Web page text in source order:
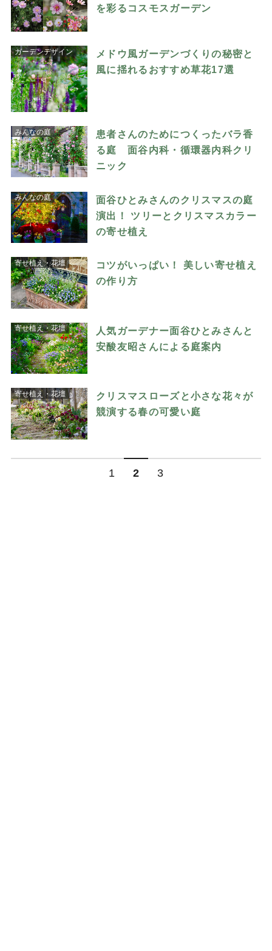
を彩るコスモスガーデン
ガーデンデザイン
メドウ風ガーデンづくりの秘密と
風に揺れるおすすめ草花17選
みんなの庭
患者さんのためにつくったバラ香
る庭 面谷内科・循環器内科クリ
ニック
みんなの庭
面谷ひとみさんのクリスマスの庭
演出！ ツリーとクリスマスカラー
の寄せ植え
寄せ植え・花壇
コツがいっぱい！ 美しい寄せ植え
の作り方
寄せ植え・花壇
人気ガーデナー面谷ひとみさんと
安酸友昭さんによる庭案内
寄せ植え・花壇
クリスマスローズと小さな花々が
競演する春の可愛い庭
1 2 3